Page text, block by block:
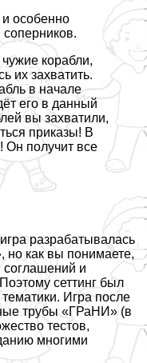
особенно
соперников.
корабли,
их захватить.
в начале
его в данный
вы захватили,
приказы! В
Он получит все
разpaбатывалась
но как вы понимаете,
соглашений и
сеттинг был
Игра после
трубы «ГРаНИ» (в
тестов,
многими